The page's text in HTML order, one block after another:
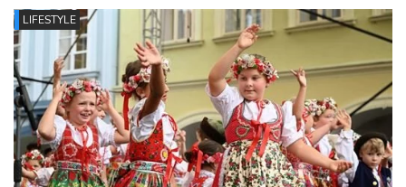
LIFESTYLE